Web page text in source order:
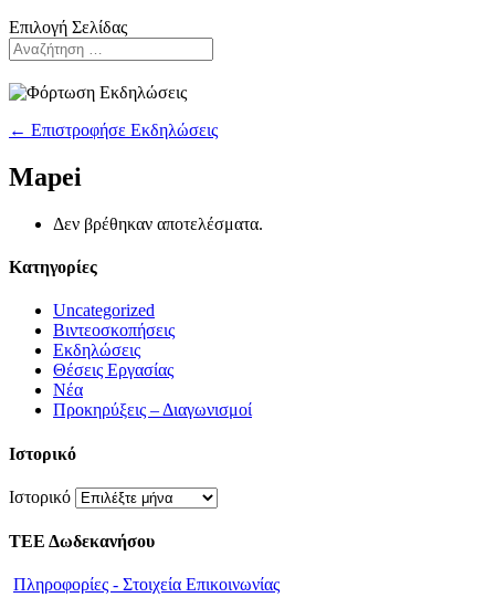
Επιλογή Σελίδας
← Επιστροφήσε Εκδηλώσεις
Μapei
Δεν βρέθηκαν αποτελέσματα.
Kατηγορίες
Uncategorized
Βιντεοσκοπήσεις
Εκδηλώσεις
Θέσεις Εργασίας
Νέα
Προκηρύξεις – Διαγωνισμοί
Ιστορικό
Ιστορικό
ΤΕΕ Δωδεκανήσου
Πληροφορίες - Στοιχεία Επικοινωνίας